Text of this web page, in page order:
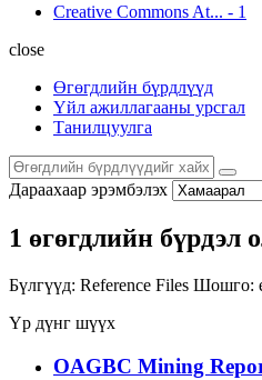
Creative Commons At... - 1
close
Өгөгдлийн бүрдлүүд
Үйл ажиллагааны урсгал
Танилцуулга
Дараахаар эрэмбэлэх
1 өгөгдлийн бүрдэл
Бүлгүүд: Reference Files Шошго:
Үр дүнг шүүх
OAGBC Mining